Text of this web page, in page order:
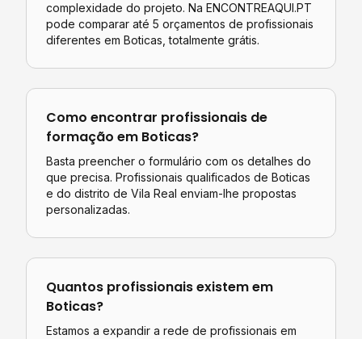
complexidade do projeto. Na ENCONTREAQUI.PT
pode comparar até 5 orçamentos de profissionais
diferentes em Boticas , totalmente grátis.
Como encontrar profissionais de
formação em Boticas?
Basta preencher o formulário com os detalhes do
que precisa. Profissionais qualificados de Boticas
e do distrito de Vila Real enviam-lhe propostas
personalizadas.
Quantos profissionais existem em
Boticas?
Estamos a expandir a rede de profissionais em